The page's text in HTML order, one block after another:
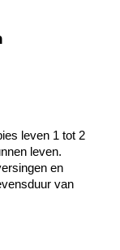
leven 1 tot 2
leven.
en
van